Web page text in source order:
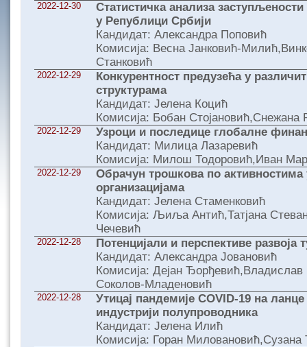
2022-12-30
Статистичка анализа
у Републици Србији
Кандидат: Александра Поповић
Комисија: Весна Јанковић-
Станковић
2022-12-29
Конкурентност предузећа у
структурама
Кандидат: Јелена Коцић
Комисија: Бобан Стојановић,Снежана
2022-12-29
Узроци и последице глобалне
Кандидат: Милица Лазаревић
Комисија: Милош Тодоровић,Иван
2022-12-29
Обрачун трошкова по активностима
организацијама
Кандидат: Јелена Стаменковић
Комисија: Љиља Антић,Татјана
Чечевић
2022-12-28
Потенцијали и перспективе развоја
Кандидат: Александра Јовановић
Комисија: Дејан Ђорђевић,Владислав
Соколов-Младеновић
2022-12-28
Утицај пандемије COVID-19 на
индустрији полупроводника
Кандидат: Јелена Илић
Комисија: Горан Миловановић,Сузана